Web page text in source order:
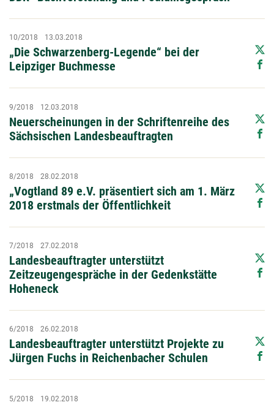
„Die Schwarzenberg-Legende“ bei der
Leipziger Buchmesse
10/2018 13.03.2018
Neuerscheinungen in der Schriftenreihe des
Sächsischen Landesbeauftragten
9/2018 12.03.2018
„Vogtland 89 e.V. präsentiert sich am 1. März
2018 erstmals der Öffentlichkeit
8/2018 28.02.2018
Landesbeauftragter unterstützt
Zeitzeugengespräche in der Gedenkstätte
Hoheneck
7/2018 27.02.2018
Landesbeauftragter unterstützt Projekte zu
Jürgen Fuchs in Reichenbacher Schulen
6/2018 26.02.2018
5/2018 19.02.2018